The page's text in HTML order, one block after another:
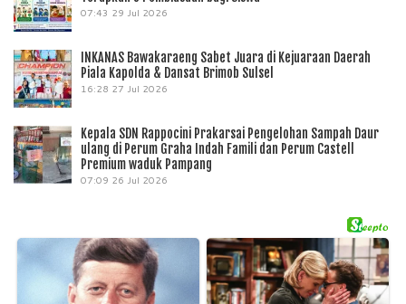
07:43 29 Jul 2026
INKANAS Bawakaraeng Sabet Juara di Kejuaraan Daerah
Piala Kapolda & Dansat Brimob Sulsel
16:28 27 Jul 2026
Kepala SDN Rappocini Prakarsai Pengelohan Sampah Daur
ulang di Perum Graha Indah Famili dan Perum Castell
Premium waduk Pampang
07:09 26 Jul 2026